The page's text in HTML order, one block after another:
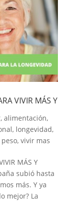
VIVIR MÁS Y
, alimentación,
, longevidad,
, vivir mas
MÁS Y
subió hasta
más. Y ya
mejor? La